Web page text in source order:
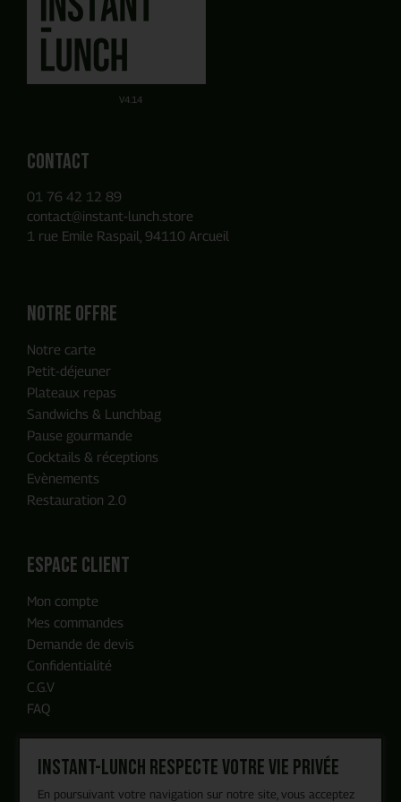
Instant-Lunch respecte votre vie privée
En poursuivant votre navigation sur notre site, vous acceptez
J'obtiens mon devis en ligne
en quelques clics
Obtenez un devis par E-mail de manière autonome sur la
base des produits que vous avez ajouté à votre panier.
Planifier un rendez-vous
avec un commercial
Ou utilisez notre Formulaire de contact
Notre équipe reviendra vers vous
en moins de 24h, c'est promis
V4.14
Contact
01 76 42 12 89
contact@instant-lunch.store
1 rue Emile Raspail, 94110 Arcueil
Notre offre
Notre carte
Petit-déjeuner
Plateaux repas
Sandwichs & Lunchbag
Pause gourmande
Cocktails & réceptions
Evènements
Restauration 2.0
espace client
Mon compte
Mes commandes
Demande de devis
Confidentialité
C.G.V
FAQ
Nos engagements